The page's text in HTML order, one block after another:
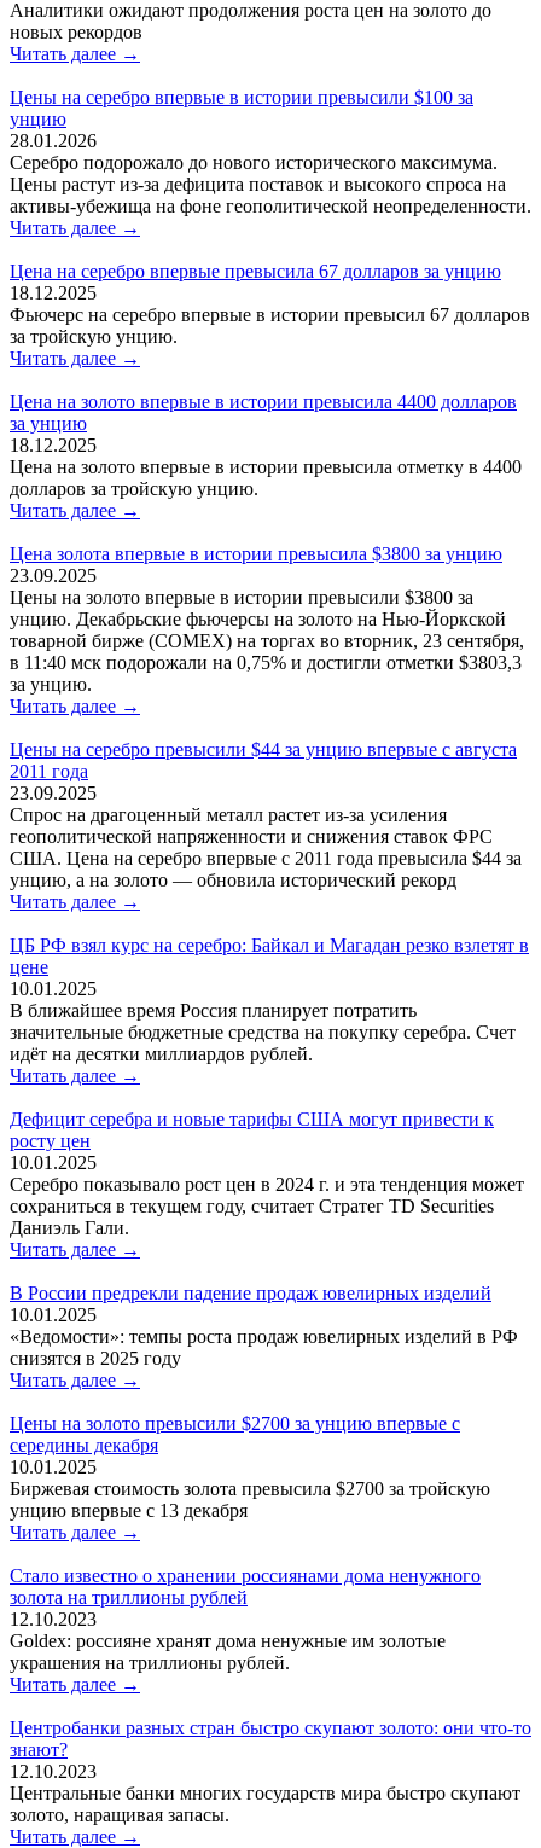
Аналитики ожидают продолжения роста цен на золото до
новых рекордов
Читать далее →
Цены на серебро впервые в истории превысили $100 за
унцию
28.01.2026
Серебро подорожало до нового исторического максимума.
Цены растут из-за дефицита поставок и высокого спроса на
активы-убежища на фоне геополитической неопределенности.
Читать далее →
Цена на серебро впервые превысила 67 долларов за унцию
18.12.2025
Фьючерс на серебро впервые в истории превысил 67 долларов
за тройскую унцию.
Читать далее →
Цена на золото впервые в истории превысила 4400 долларов
за унцию
18.12.2025
Цена на золото впервые в истории превысила отметку в 4400
долларов за тройскую унцию.
Читать далее →
Цена золота впервые в истории превысила $3800 за унцию
23.09.2025
Цены на золото впервые в истории превысили $3800 за
унцию. Декабрьские фьючерсы на золото на Нью-Йоркской
товарной бирже (COMEX) на торгах во вторник, 23 сентября,
в 11:40 мск подорожали на 0,75% и достигли отметки $3803,3
за унцию.
Читать далее →
Цены на серебро превысили $44 за унцию впервые с августа
2011 года
23.09.2025
Спрос на драгоценный металл растет из-за усиления
геополитической напряженности и снижения ставок ФРС
США. Цена на серебро впервые с 2011 года превысила $44 за
унцию, а на золото — обновила исторический рекорд
Читать далее →
ЦБ РФ взял курс на серебро: Байкал и Магадан резко взлетят в
цене
10.01.2025
В ближайшее время Россия планирует потратить
значительные бюджетные средства на покупку серебра. Счет
идёт на десятки миллиардов рублей.
Читать далее →
Дефицит серебра и новые тарифы США могут привести к
росту цен
10.01.2025
Серебро показывало рост цен в 2024 г. и эта тенденция может
сохраниться в текущем году, считает Стратег TD Securities
Даниэль Гали.
Читать далее →
В России предрекли падение продаж ювелирных изделий
10.01.2025
«Ведомости»: темпы роста продаж ювелирных изделий в РФ
снизятся в 2025 году
Читать далее →
Цены на золото превысили $2700 за унцию впервые с
середины декабря
10.01.2025
Биржевая стоимость золота превысила $2700 за тройскую
унцию впервые с 13 декабря
Читать далее →
Стало известно о хранении россиянами дома ненужного
золота на триллионы рублей
12.10.2023
Goldex: россияне хранят дома ненужные им золотые
украшения на триллионы рублей.
Читать далее →
Центробанки разных стран быстро скупают золото: они что-то
знают?
12.10.2023
Центральные банки многих государств мира быстро скупают
золото, наращивая запасы.
Читать далее →